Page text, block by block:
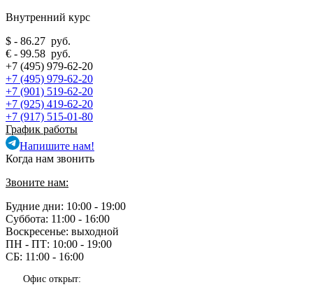
Внутренний курс
$ - 86.27 руб.
€ - 99.58 руб.
+7 (495) 979-62-20
+7 (495) 979-62-20
+7 (901) 519-62-20
+7 (925) 419-62-20
+7 (917) 515-01-80
График работы
Напишите нам!
Когда нам звонить
Звоните нам:
Будние дни: 10:00 - 19:00
Суббота: 11:00 - 16:00
Воскресенье: выходной
ПН - ПТ: 10:00 - 19:00
СБ: 11:00 - 16:00
Офис открыт: